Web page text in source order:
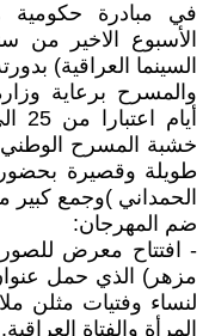
في مبادرة حكومية
السينما العراقية)
والمسرح برعاية
خشبة المسرح
طويلة وقصيرة بحضور
الحمداني )وجمع
ضم المهرجان:
- افتتاح معرض للصور
لنساء وفتيات مثلن
المرأة والفتاة العراقية.